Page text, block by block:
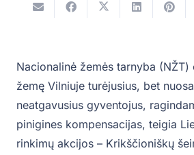
Nacionalinė žemės tarnyba (NŽT)
žemę Vilniuje turėjusius, bet
neatgavusius gyventojus,
pinigines kompensacijas, teigia
rinkimų akcijos – Krikščioniškų